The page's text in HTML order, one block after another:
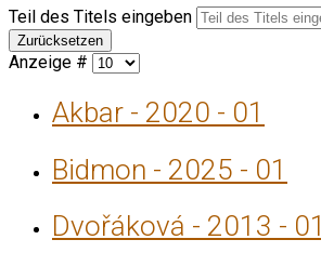
Teil des Titels eingeben
Zurücksetzen
Anzeige #
Akbar - 2020 - 01
Bidmon - 2025 - 01
Dvořáková - 2013 - 01